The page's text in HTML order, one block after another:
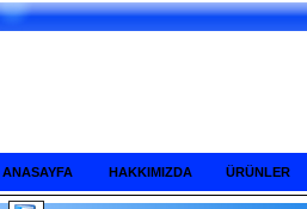
ANASAYFA HAKKIMIZDA ÜRÜNLER